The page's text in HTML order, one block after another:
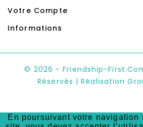
Votre Compte
Informations
En poursuivant votre navigation
© 2026 - Friendship-
Réservés | Réalisation